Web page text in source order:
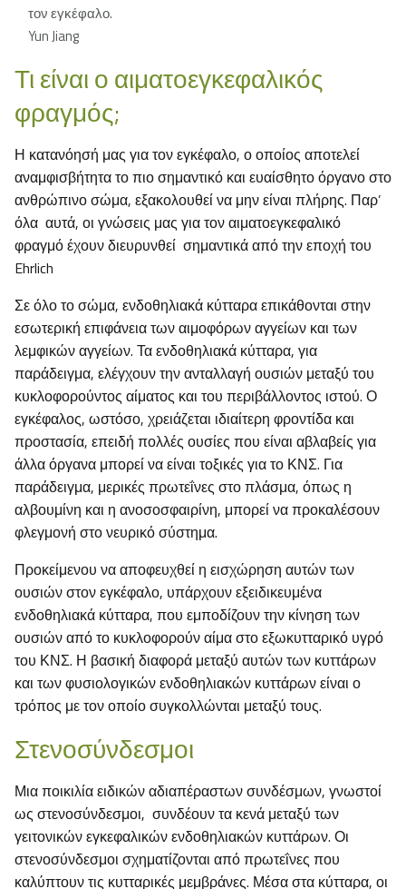
τον εγκέφαλο.
Yun Jiang
Τι είναι ο αιματοεγκεφαλικός
φραγμός;
Η κατανόησή μας για τον εγκέφαλο, ο οποίος αποτελεί
αναμφισβήτητα το πιο σημαντικό και ευαίσθητο όργανο στο
ανθρώπινο σώμα, εξακολουθεί να μην είναι πλήρης. Παρ’
όλα αυτά, οι γνώσεις μας για τον αιματοεγκεφαλικό
φραγμό έχουν διευρυνθεί σημαντικά από την εποχή του
Ehrlich
Σε όλο το σώμα, ενδοθηλιακά κύτταρα επικάθονται στην
εσωτερική επιφάνεια των αιμοφόρων αγγείων και των
λεμφικών αγγείων. Τα ενδοθηλιακά κύτταρα, για
παράδειγμα, ελέγχουν την ανταλλαγή ουσιών μεταξύ του
κυκλοφορούντος αίματος και του περιβάλλοντος ιστού. Ο
εγκέφαλος, ωστόσο, χρειάζεται ιδιαίτερη φροντίδα και
προστασία, επειδή πολλές ουσίες που είναι αβλαβείς για
άλλα όργανα μπορεί να είναι τοξικές για το ΚΝΣ. Για
παράδειγμα, μερικές πρωτεΐνες στο πλάσμα, όπως η
αλβουμίνη και η ανοσοσφαιρίνη, μπορεί να προκαλέσουν
φλεγμονή στο νευρικό σύστημα.
Προκείμενου να αποφευχθεί η εισχώρηση αυτών των
ουσιών στον εγκέφαλο, υπάρχουν εξειδικευμένα
ενδοθηλιακά κύτταρα, που εμποδίζουν την κίνηση των
ουσιών από το κυκλοφορούν αίμα στο εξωκυτταρικό υγρό
του ΚΝΣ. Η βασική διαφορά μεταξύ αυτών των κυττάρων
και των φυσιολογικών ενδοθηλιακών κυττάρων είναι ο
τρόπος με τον οποίο συγκολλώνται μεταξύ τους.
Στενοσύνδεσμοι
Μια ποικιλία ειδικών αδιαπέραστων συνδέσμων, γνωστοί
ως στενοσύνδεσμοι, συνδέουν τα κενά μεταξύ των
γειτονικών εγκεφαλικών ενδοθηλιακών κυττάρων. Οι
στενοσύνδεσμοι σχηματίζονται από πρωτεΐνες που
καλύπτουν τις κυτταρικές μεμβράνες. Μέσα στα κύτταρα, οι